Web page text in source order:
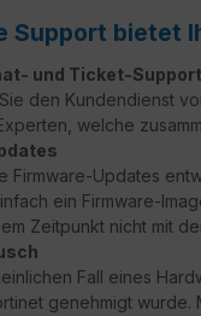
Support bietet
und Ticket-Support
den Kundendienst
welche
Firmware-Updates
ein Firmware-
Zeitpunkt nicht mit
Fall eines
genehmigt wurde.